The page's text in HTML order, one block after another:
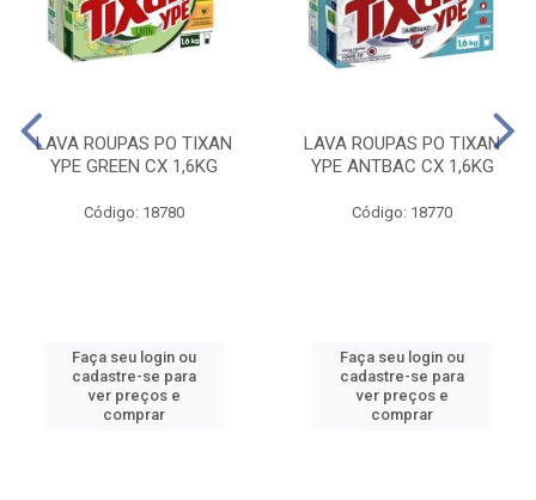
LAVA ROUPAS PO TIXAN
YPE GREEN CX 1,6KG
Código: 18780
Faça seu login ou
cadastre-se para
ver preços e
comprar
LAVA ROUPAS PO TIXAN
YPE ANTBAC CX 1,6KG
Código: 18770
Faça seu login ou
cadastre-se para
ver preços e
comprar